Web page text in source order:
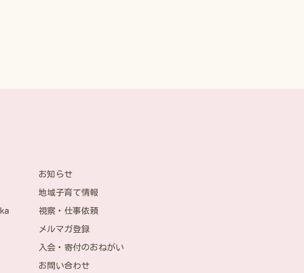
お知らせ
地域子育て情報
視察・仕事依頼
メルマガ登録
入会・寄付のおねがい
お問い合わせ